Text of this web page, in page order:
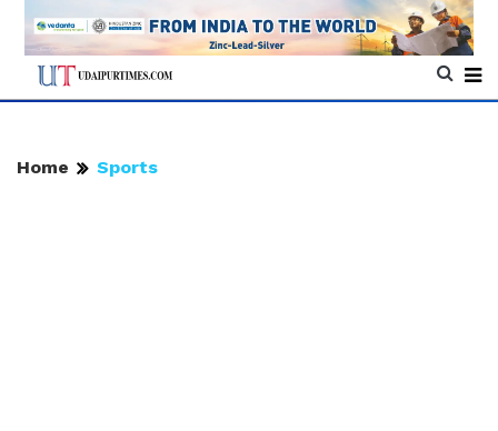
Home Sports